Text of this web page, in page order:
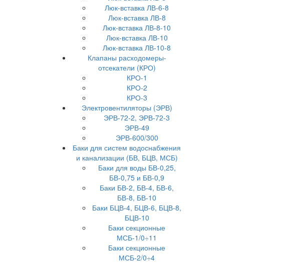
Люк-вставка ЛВ-6-8
Люк-вставка ЛВ-8
Люк-вставка ЛВ-8-10
Люк-вставка ЛВ-10
Люк-вставка ЛВ-10-8
Клапаны расходомеры-
отсекатели (КРО)
КРО-1
КРО-2
КРО-3
Электровентиляторы (ЭРВ)
ЭРВ-72-2, ЭРВ-72-3
ЭРВ-49
ЭРВ-600/300
Баки для систем водоснабжения
и канализации (БВ, БЦВ, МСБ)
Баки для воды БВ-0,25,
БВ-0,75 и БВ-0,9
Баки БВ-2, БВ-4, БВ-6,
БВ-8, БВ-10
Баки БЦВ-4, БЦВ-6, БЦВ-8,
БЦВ-10
Баки секционные
МСБ-1/0÷11
Баки секционные
МСБ-2/0÷4